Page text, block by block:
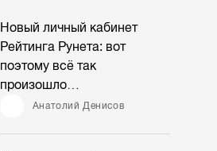
Новый личный кабинет
Рейтинга Рунета: вот
поэтому всё так
произошло…
Анатолий Денисов